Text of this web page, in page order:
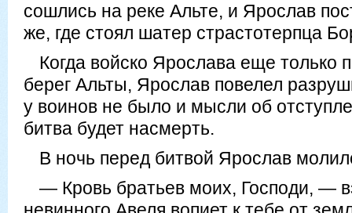
сошлись на реке Альте, и Ярослав
же, где стоял шатер страстотерпца
Когда войско Ярослава еще только
берег Альты, Ярослав повелел
у воинов не было и мысли об
битва будет насмерть.
В ночь перед битвой Ярослав
— Кровь братьев моих, Господи, —